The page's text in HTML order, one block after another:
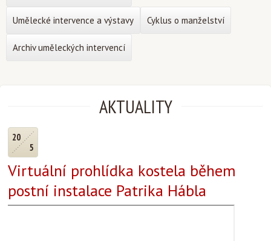
AKTUALITY
20
5
Virtuální prohlídka kostela během
postní instalace Patrika Hábla
Umělecké intervence a výstavy Cyklus o manželství
Archiv uměleckých intervencí